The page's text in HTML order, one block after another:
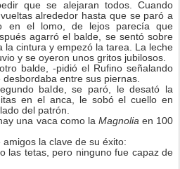
que se alejaran todos. Cuando
alrededor hasta que se paró a
en el lomo, de lejos parecía que
agarró el balde, se sentó sobre
la cintura y empezó la tarea. La leche
y se oyeron unos gritos jubilosos.
balde, -pidió el Rufino señalando
entre sus piernas.
balde, se paró, le desató la
en el anca, le sobó el cuello en
del patrón.
una vaca como la Magnolia en 100
la clave de su éxito:
las tetas, pero ninguno fue capaz de